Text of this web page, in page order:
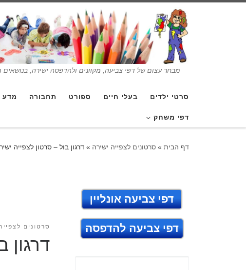
מבחר עצום של דפי צביעה, מקוונים ולהדפסה ישירה, בנושאים
סרטי ילדים בעלי חיים ספורט תחבורה מדע
דפי משחק
דף הבית » סרטונים לצפייה ישירה » דרגון בול – סרטון לצפייה
סרטונים
דרגון
דפי צביעה אונליין
דפי צביעה להדפסה